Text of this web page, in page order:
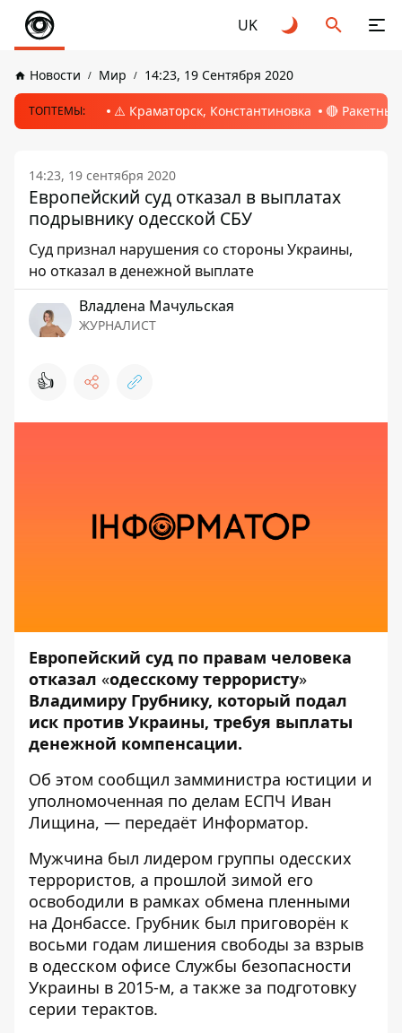
UK
Новости Мир 14:23, 19 Сентября 2020
ТОПТЕМЫ: ⚠️ Краматорск, Константиновка 🔴
14:23, 19 сентября 2020
Европейский суд отказал в выплатах
подрывнику одесской СБУ
Суд признал нарушения со стороны Украины,
но отказал в денежной выплате
Владлена Мачульская
ЖУРНАЛИСТ
👍
Европейский суд по правам человека
отказал «одесскому террористу»
Владимиру Грубнику, который подал
иск против Украины, требуя выплаты
денежной компенсации.
Об этом сообщил замминистра юстиции и
уполномоченная по делам ЕСПЧ Иван
Лищина, — передаёт Информатор.
Мужчина был лидером группы одесских
террористов, а прошлой зимой его
освободили в рамках обмена пленными
на Донбассе. Грубник был приговорён к
восьми годам лишения свободы за взрыв
в одесском офисе Службы безопасности
Украины в 2015-м, а также за подготовку
серии терактов.